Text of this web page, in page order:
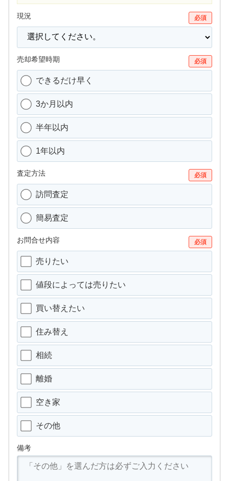
現況 必須
売却希望時期 必須
できるだけ早く
3か月以内
半年以内
1年以内
査定方法 必須
訪問査定
簡易査定
お問合せ内容 必須
売りたい
値段によっては売りたい
買い替えたい
住み替え
相続
離婚
空き家
その他
備考